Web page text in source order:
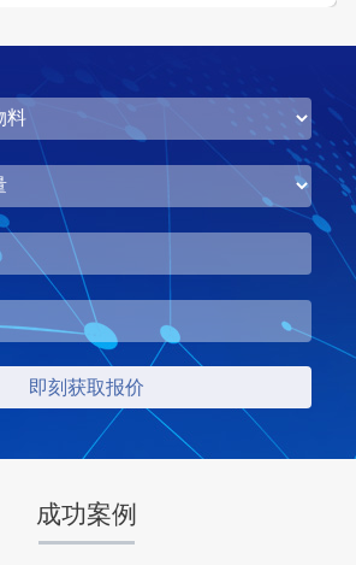
成功案例
产2000吨砂石骨料生产线
设计产能
时产2000吨
生产原料
石灰岩
咨询该项目执行经理